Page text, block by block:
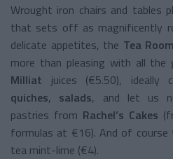
Wrought iron chairs and tables
that sets off as magnificently
delicate appetites, the Tea
more than pleasing with all the
Milliat juices (€5.50), ideally
quiches, salads, and let us
pastries from Rachel’s Cakes
formulas at €16). And of course
tea mint-lime (€4).